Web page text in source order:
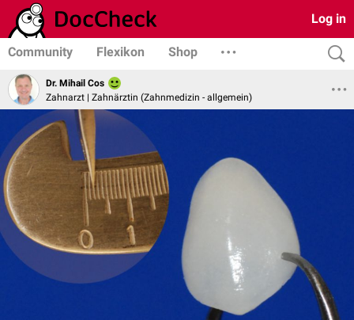
Log in
Community Flexikon Shop
Dr. Mihail Cos
Zahnarzt | Zahnärztin (Zahnmedizin - allgemein)